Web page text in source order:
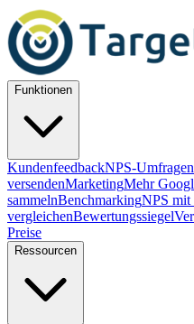
Funktionen
KundenfeedbackNPS-
versendenMarketingMehr
sammelnBenchmarkingNPS mit
vergleichenBewertungssiegel
Preise
Ressourcen